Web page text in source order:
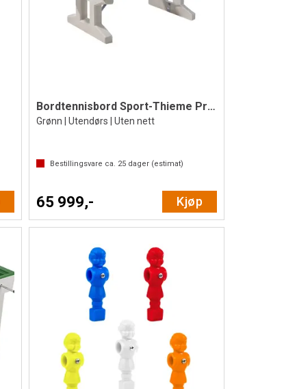
Bordtennisbord Sport-Thieme Premium Lang
Grønn | Utendørs | Uten nett
Bestillingsvare ca. 25 dager (estimat)
65 999,- Kjøp